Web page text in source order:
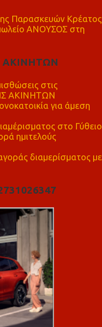
Παρασκευών Κρέατος
ΑΝΟΥΣΟΣ στη
ΑΚΙΝΗΤΩΝ
στις
ΑΚΙΝΗΤΩΝ
για άμεση
στο Γύθειο
ημιτελούς
διαμερίσματος με